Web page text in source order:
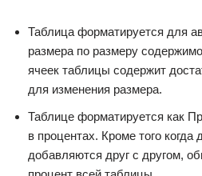
Таблица форматируется для
размера по размеру
ячеек таблицы содержит
для изменения размера.
Таблице форматируется как
в процентах. Кроме того когда
добавляются друг с другом,